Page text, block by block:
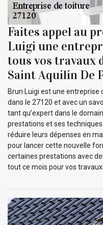
Faites appel au
Luigi une
tous vos travaux
Saint Aquilin De
Brun Luigi est une entreprise
dans le 27120 et avec un
tant qu’expert dans le
prestations et ses
réduire leurs dépenses en
pour lancer cette nouvelle
certaines prestations avec
tout ce mois pour vos travaux